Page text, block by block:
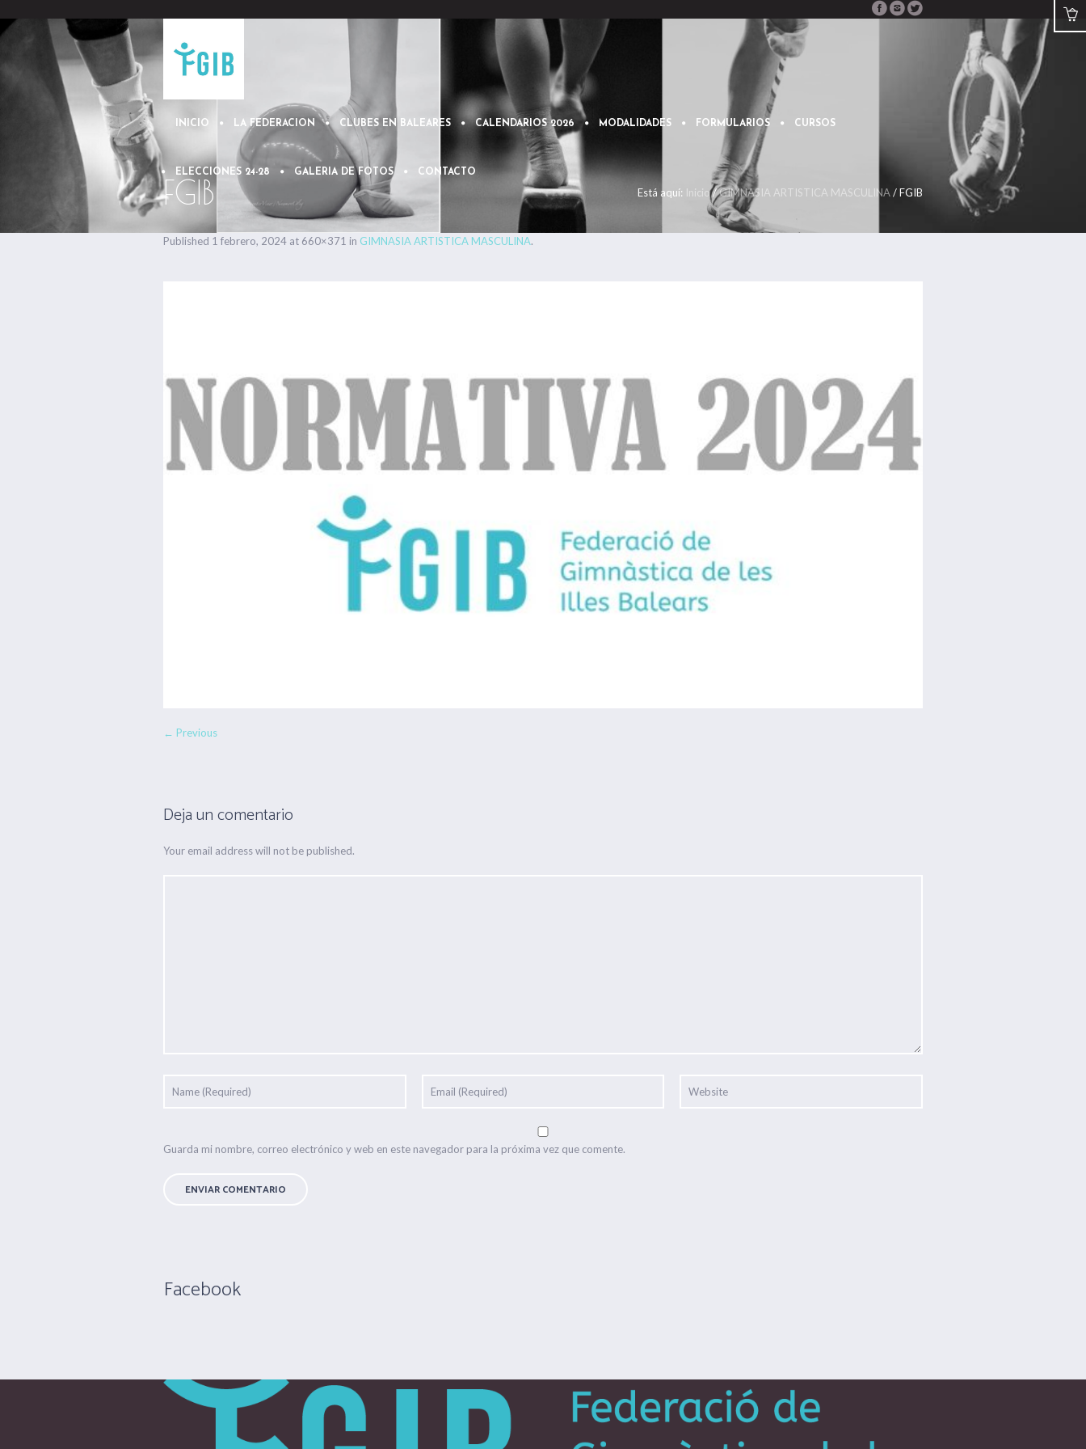
INICIO LA FEDERACION CLUBES EN BALEARES CALENDARIOS 2026 MODALIDADES FORMULARIOS CURSOS
ELECCIONES 24-28 GALERIA DE FOTOS CONTACTO
FGIB Está aquí: Inicio/GIMNASIA ARTISTICA MASCULINA/FGIB
Published 1 febrero, 2024 at 660×371 in GIMNASIA ARTISTICA MASCULINA.
← Previous
Deja un comentario
Your email address will not be published.
Guarda mi nombre, correo electrónico y web en este navegador para la próxima vez que comente.
Facebook